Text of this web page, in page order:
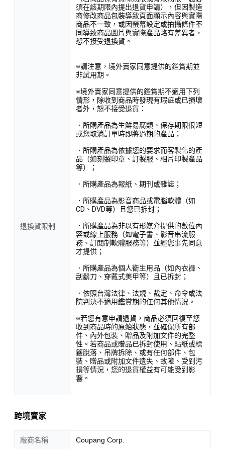
須在該期限內提出退貨申請），但因製造
商修改商品包裝導致頁面顯示內容與實際
商品不一致，或因螢幕設定或拍攝條件不
同導致商品圖片與實際產品略有差異者，
恕不接受退換貨。
退換貨限制
※請注意，境外賣家同意提供的鑑賞期並
非試用期。
※境外賣家同意提供的鑑賞期不適用下列
情形，除收到商品時發現有瑕疵或已損壞
者外，恕不接受退貨：
．所購產品為生鮮易腐類、保存期限很短
或您取消訂單時即將過期的產品；
．所購產品為依據您的要求而客製化的產
品（如刻製印章、訂製服、相片印製產品
等）；
．所購產品為報紙、期刊或雜誌；
．所購產品為影音商品或電腦軟體（如
CD、DVD等）且您已拆封；
．所購產品為非以有形媒介提供的數位內
容或線上服務（如電子書、影音串流服
務、訂閱制軟體服務等）並經您事先同意
才提供；
．所購產品為個人衛生用品（如內衣褲、
刮鬍刀、穿戴式美甲等）且已拆封；
．依照台灣法律、法規、裁定、命令或法
院判決不適用鑑賞期的任何其他情況。
※若您有意申請退貨，商品必須回復至您
收到商品時的原始狀態，並確保所有部
件、內外包裝、贈品及附加文件的完整
性。若商品或贈品已拆封使用、貼紙或標
籤脫落、吊牌拆除、或有任何部件、包
裝、贈品或附加文件遺失、故障、受到污
損等情況，您的退貨權益有可能受到影
響。
跨境賣家
廠商名稱 Coupang Corp.